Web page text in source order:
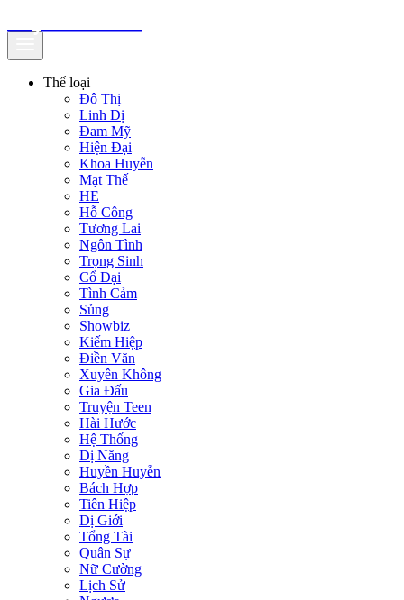
Thể loại
Đô Thị
Linh Dị
Đam Mỹ
Hiện Đại
Khoa Huyễn
Mạt Thế
HE
Hỗ Công
Tương Lai
Ngôn Tình
Trọng Sinh
Cổ Đại
Tình Cảm
Sủng
Showbiz
Kiếm Hiệp
Điền Văn
Xuyên Không
Gia Đấu
Truyện Teen
Hài Hước
Hệ Thống
Dị Năng
Huyền Huyễn
Bách Hợp
Tiên Hiệp
Dị Giới
Tổng Tài
Quân Sự
Nữ Cường
Lịch Sử